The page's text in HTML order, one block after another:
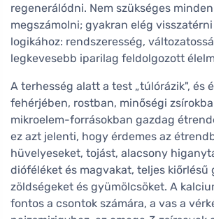
regenerálódni. Nem szükséges
megszámolni; gyakran elég
logikához: rendszeresség,
legkevesebb iparilag feldolgozott
A terhesség alatt a test „túlórázik", és
fehérjében, rostban, minőségi
mikroelem-forrásokban gazdag
ez azt jelenti, hogy érdemes az
hüvelyeseket, tojást, alacsony
dióféléket és magvakat, teljes kiőrlésű
zöldségeket és gyümölcsöket. A
fontos a csontok számára, a vas a